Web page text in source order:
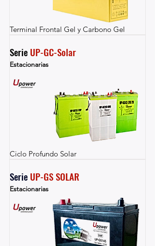
Terminal Frontal Gel y Carbono Gel
Serie UP-GC-Solar
Estacionarias
Ciclo Profundo Solar
Serie UP-GS SOLAR
Estacionarias